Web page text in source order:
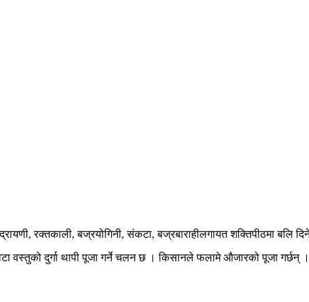
रक्तकाली, बज्रयोगिनी, संकटा, बज्रबाराहीलगायत शक्तिपीठमा बलि
वटा वस्तुको दुर्गा थापी पूजा गर्ने चलन छ । किसानले फलामे औजारको पूजा